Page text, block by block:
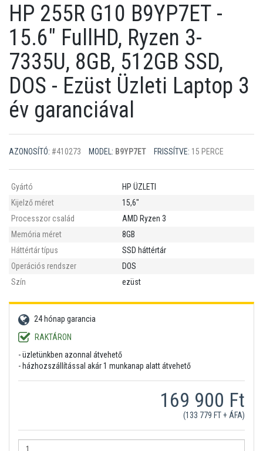
HP 255R G10 B9YP7ET -
15.6" FullHD, Ryzen 3-
7335U, 8GB, 512GB SSD,
DOS - Ezüst Üzleti Laptop 3
év garanciával
AZONOSÍTÓ: #410273 MODEL: B9YP7ET FRISSÍTVE: 15 PERCE
Gyártó
HP ÜZLETI
Kijelző méret
15,6"
Processzor család
AMD Ryzen 3
Memória méret
8GB
Háttértár típus
SSD háttértár
Operációs rendszer
DOS
Szín
ezüst
24 hónap garancia
RAKTÁRON
- üzletünkben azonnal átvehető
- házhozszállítással akár 1 munkanap alatt átvehető
169 900 Ft
(133 779 FT + ÁFA)